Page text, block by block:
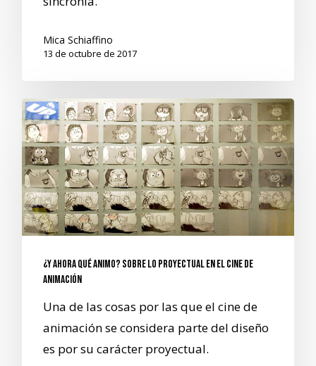
Mica Schiaffino
13 de octubre de 2017
¿Y ahora qué animo? Sobre lo proyectual en el cine de
animación
Una de las cosas por las que el cine de
animación se considera parte del diseño
es por su carácter proyectual.